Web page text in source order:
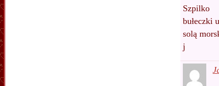
Szpilko
bułeczki
solą
j